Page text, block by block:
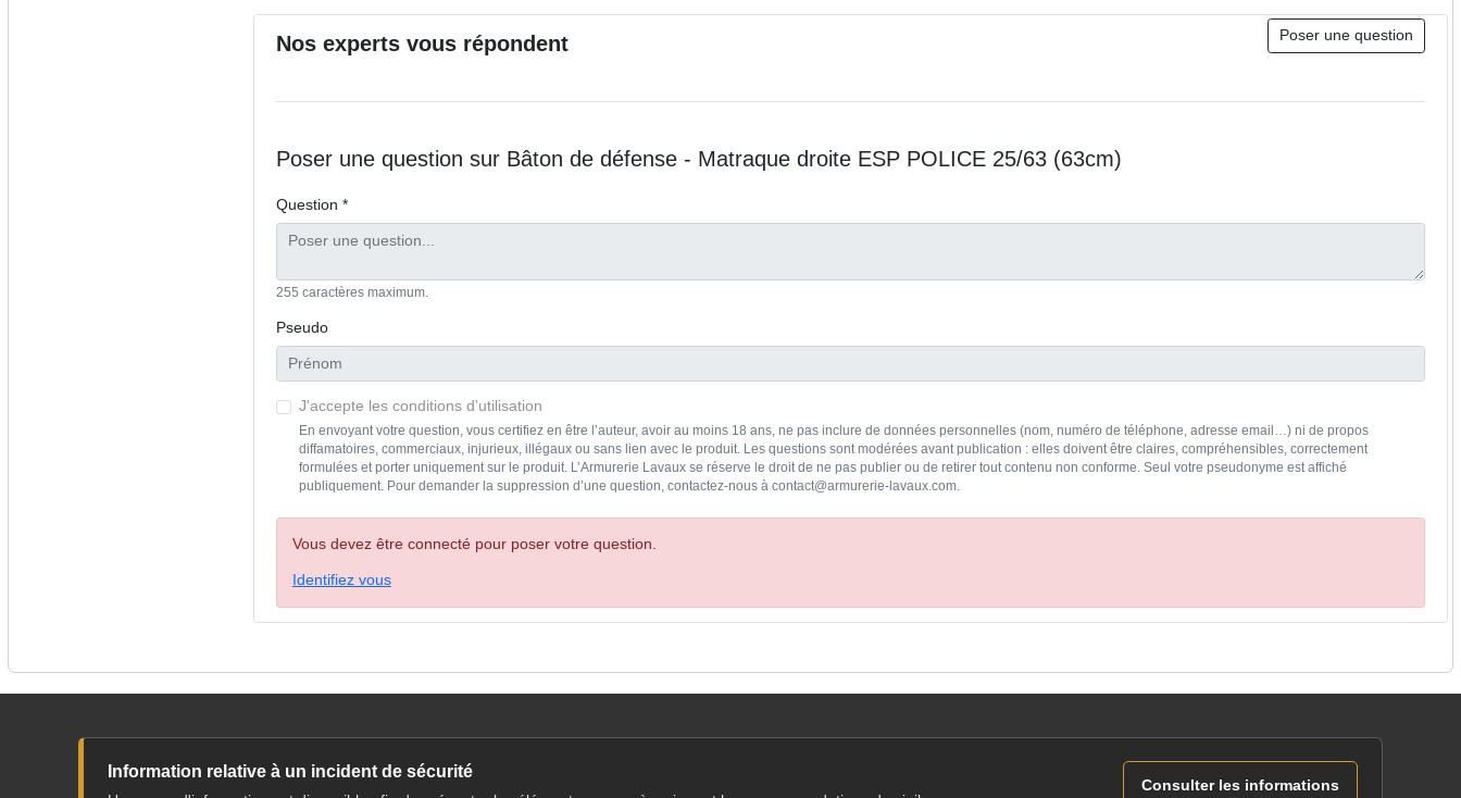
Nosexperts vous répondent Poser une question
Poser une question sur Bâton de défense - Matraque droite ESP POLICE 25/63 (63cm)
Question *
255 caractères maximum.
Pseudo
J'accepte les conditions d'utilisation
En envoyant votre question, vous certifiez en être l’auteur, avoir au moins 18 ans, ne pas inclure de données personnelles (nom, numéro de téléphone, adresse email…) ni de propos
diffamatoires, commerciaux, injurieux, illégaux ou sans lien avec le produit. Les questions sont modérées avant publication : elles doivent être claires, compréhensibles, correctement
formulées et porter uniquement sur le produit. L’Armurerie Lavaux se réserve le droit de ne pas publier ou de retirer tout contenu non conforme. Seul votre pseudonyme est affiché
publiquement. Pour demander la suppression d’une question, contactez-nous à contact@armurerie-lavaux.com.
Vous devez être connecté pour poser votre question.
Identifiez vous
Information relative à un incident de sécurité
Consulter les informations